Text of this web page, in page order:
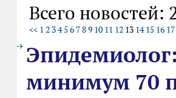
Всего новостей:
<< 1 2 34 56 789 10 11 12 13 14 15 16 17
минимум 70